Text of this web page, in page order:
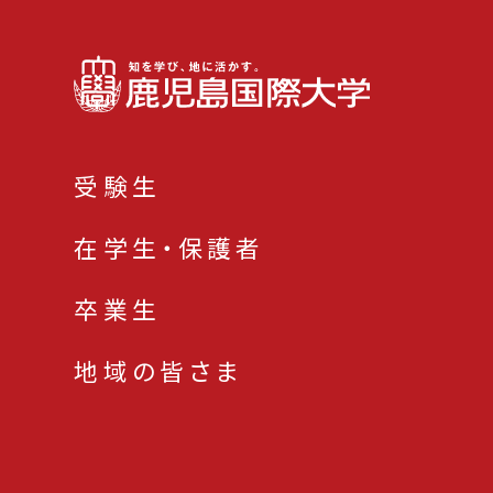
受験生
在学生・保護者
卒業生
地域の皆さま